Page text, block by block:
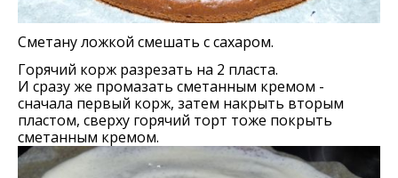
Сметану ложкой смешать с сахаром.
Горячий корж разрезать на 2 пласта.
И сразу же промазать сметанным кремом -
сначала первый корж, затем накрыть вторым
пластом, сверху горячий торт тоже покрыть
сметанным кремом.